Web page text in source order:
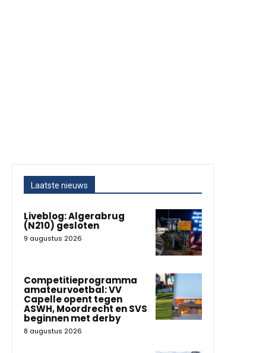
Laatste nieuws
Liveblog: Algerabrug
(N210) gesloten
9 augustus 2026
Competitieprogramma
amateurvoetbal: VV
Capelle opent tegen
ASWH, Moordrecht en SVS
beginnen met derby
8 augustus 2026